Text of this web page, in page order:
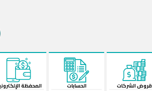
الحسابات المحفظة الإلكترونية
القرض الشخصي